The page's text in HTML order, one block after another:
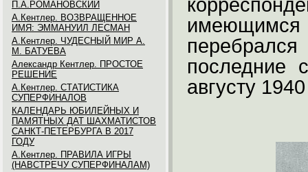
П.А.РОМАНОВСКИЙ
А.Кентлер. ВОЗВРАЩЕННОЕ
ИМЯ: ЭММАНУИЛ ЛЕСМАН
А.Кентлер. ЧУДЕСНЫЙ МИР А.
М. БАТУЕВА
Александр Кентлер. ПРОСТОЕ
РЕШЕНИЕ
А.Кентлер. СТАТИСТИКА
СУПЕРФИНАЛОВ
КАЛЕНДАРЬ ЮБИЛЕЙНЫХ И
ПАМЯТНЫХ ДАТ ШАХМАТИСТОВ
САНКТ-ПЕТЕРБУРГА В 2017
ГОДУ
А.Кентлер. ПРАВИЛА ИГРЫ
(НАВСТРЕЧУ СУПЕРФИНАЛАМ)
имеющимся
последние
августу 1940